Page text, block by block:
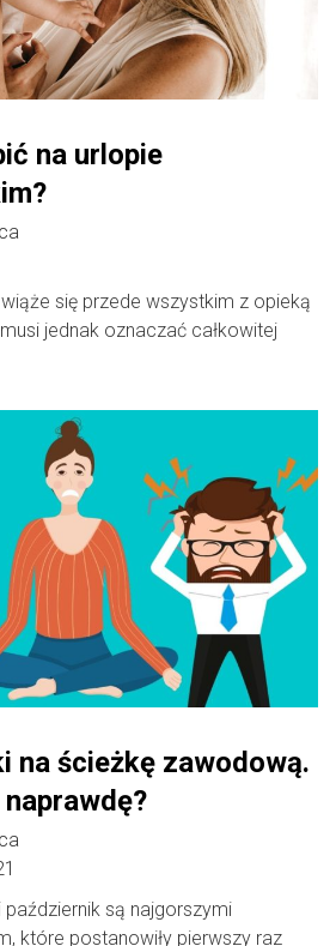
na urlopie
się przede wszystkim z opieką
jednak oznaczać całkowitej
na ścieżkę zawodową.
październik są najgorszymi
które postanowiły pierwszy raz